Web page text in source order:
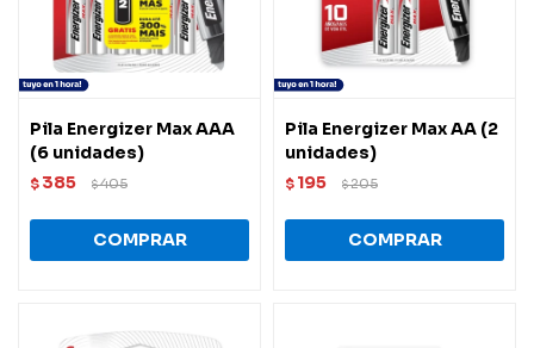
Pila Energizer Max AAA
(6 unidades)
$ 385 $405
Pila Energizer Max AA (2
unidades)
$ 195 $205